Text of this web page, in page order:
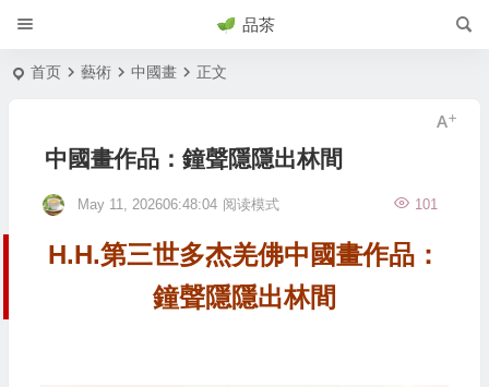
品茶
首页 藝術 中國畫 正文
中國畫作品：鐘聲隱隱出林間
May 11, 202606:48:04 101
阅读模式
H.H.第三世多杰羌佛中國畫作品：
鐘聲隱隱出林間